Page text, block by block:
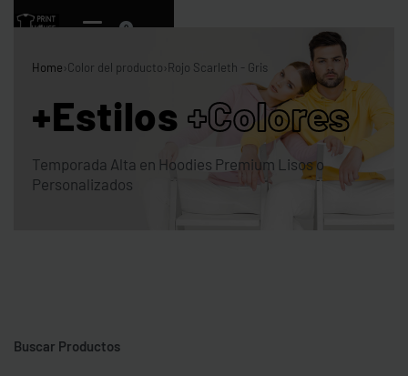
0
Home›Color del producto›Rojo Scarleth - Gris
+Estilos +Colores
Temporada Alta en Hoodies Premium Lisos o
Personalizados
Buscar Productos